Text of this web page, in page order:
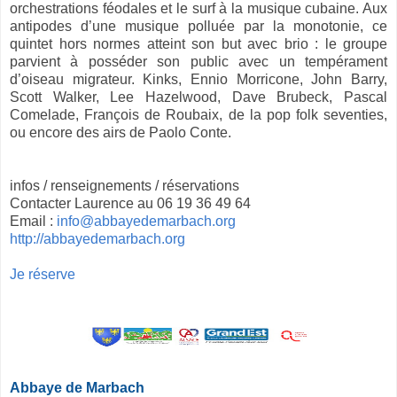
orchestrations féodales et le surf à la musique cubaine. Aux
antipodes d’une musique polluée par la monotonie, ce
quintet hors normes atteint son but avec brio : le groupe
parvient à posséder son public avec un tempérament
d’oiseau migrateur. Kinks, Ennio Morricone, John Barry,
Scott Walker, Lee Hazelwood, Dave Brubeck, Pascal
Comelade, François de Roubaix, de la pop folk seventies,
ou encore des airs de Paolo Conte.
infos / renseignements / réservations
Contacter Laurence au 06 19 36 49 64
Email : info@abbayedemarbach.org
http://abbayedemarbach.org
Je réserve
Abbaye de Marbach